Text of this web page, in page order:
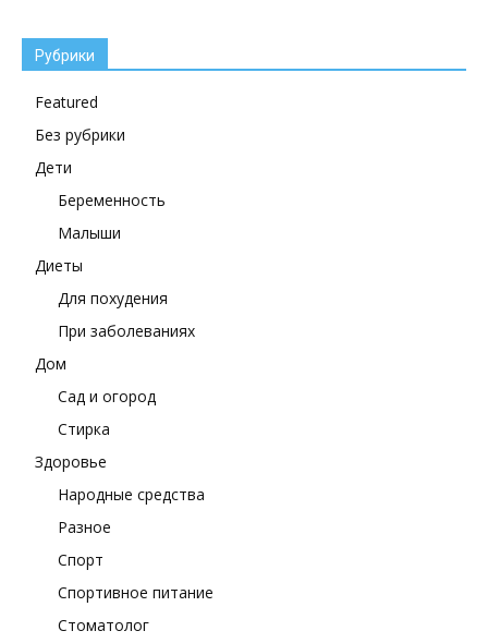
Рубрики
Featured
Без рубрики
Дети
Беременность
Малыши
Диеты
Для похудения
При заболеваниях
Дом
Сад и огород
Стирка
Здоровье
Народные средства
Разное
Спорт
Спортивное питание
Стоматолог